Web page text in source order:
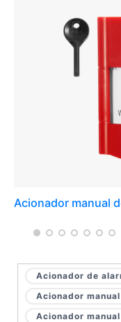
Acionador manual
Acionador de
Acionador manual
Acionador